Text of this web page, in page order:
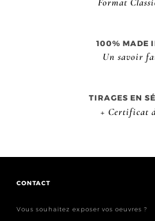
100% MADE
Un savoir
TIRAGES EN
+ Certificat
CONTACT
Vous souhaitez exposer vos oeuvres ?